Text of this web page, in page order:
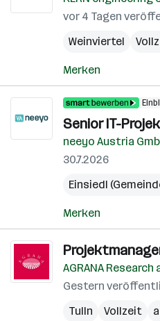
vor 4 Tagen
Weinviertel
Merken
Senior IT-
neeyo Austria
30.7.2026
Einsiedl
Merken
AGRANA
Gestern
Tulln
Vollzeit